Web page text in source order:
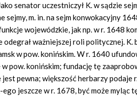
senator uczestniczył K. w sądzie
sejmy, m. in. na sejm konwokacyjny
wojewódzkie, jak np. w r. 1648
ważniejszej roli politycznej. K.
w pow. konińskim. W r. 1640
pow. konińskim; fundację tę
pewna; większość herbarzy podaje
jeszcze w r. 1678, być może myląc